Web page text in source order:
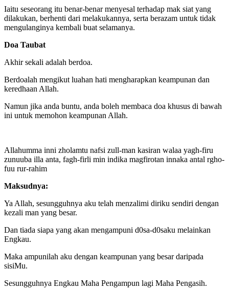
Iaitu seseorang itu benar-benar menyesal terhadap mak siat yang
dilakukan, berhenti dari melakukannya, serta berazam untuk tidak
mengulanginya kembali buat selamanya.
Doa Taubat
Akhir sekali adalah berdoa.
Berdoalah mengikut luahan hati mengharapkan keampunan dan
keredhaan Allah.
Namun jika anda buntu, anda boleh membaca doa khusus di bawah
ini untuk memohon keampunan Allah.
Allahumma inni zholamtu nafsi zull-man kasiran walaa yagh-firu
zunuuba illa anta, fagh-firli min indika magfirotan innaka antal rgho-
fuu rur-rahim
Maksudnya:
Ya Allah, sesungguhnya aku telah menzalimi diriku sendiri dengan
kezali man yang besar.
Dan tiada siapa yang akan mengampuni d0sa-d0saku melainkan
Engkau.
Maka ampunilah aku dengan keampunan yang besar daripada
sisiMu.
Sesungguhnya Engkau Maha Pengampun lagi Maha Pengasih.